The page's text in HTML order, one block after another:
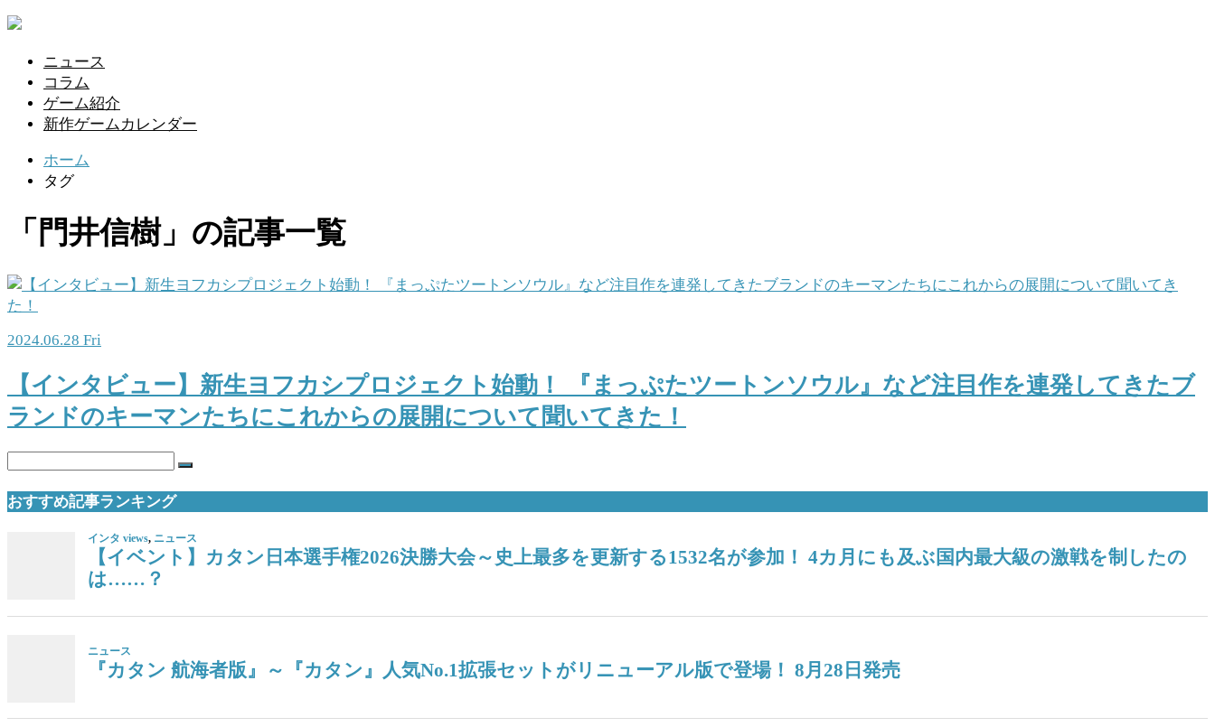
ニュース
コラム
ゲーム紹介
新作ゲームカレンダー
ホーム
タグ
「門井信樹」の記事一覧
2024.06.28 Fri
【インタビュー】新生ヨフカシプロジェクト始動！ 『まっぷたツートンソウル』など注目作を連発してきたブ
ランドのキーマンたちにこれからの展開について聞いてきた！
おすすめ記事ランキング
インタ views, ニュース
【イベント】カタン日本選手権2026決勝大会～史上最多を更新する1532名が参加！ 4カ月にも及ぶ国内最大級の激戦を制したの
は……？
ニュース
『カタン 航海者版』～『カタン』人気No.1拡張セットがリニューアル版で登場！ 8月28日発売